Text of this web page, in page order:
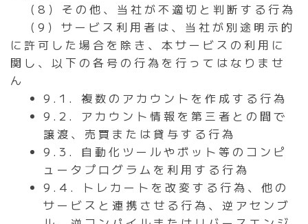
（8）その他、当社が不適切と判断する行為
（9）サービス利用者は、当社が別途明示的
に許可した場合を除き、本サービスの利用に
関し、以下の各号の行為を行ってはなりませ
ん
9.1. 複数のアカウントを作成する行為
9.2. アカウント情報を第三者との間で
譲渡、売買または貸与する行為
9.3. 自動化ツールやボット等のコンピ
ュータプログラムを利用する行為
9.4. トレカートを改変する行為、他の
サービスと連携させる行為、逆アセンブ